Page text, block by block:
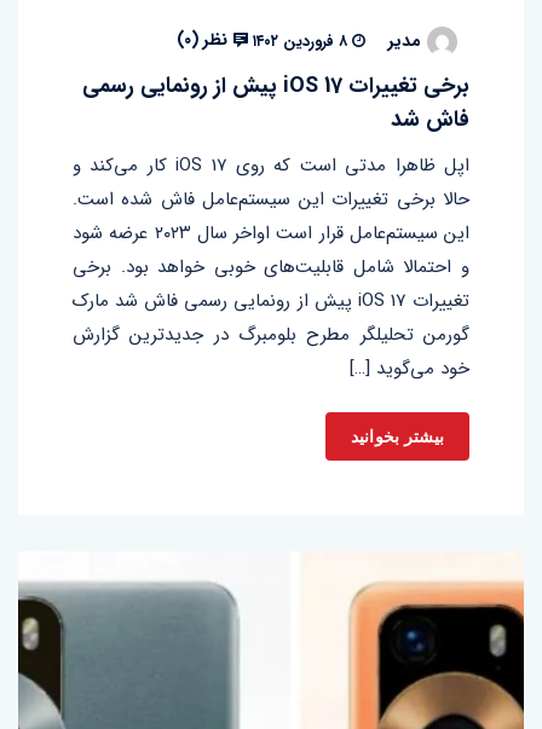
مدیر نظر (۰)
برخی تغییرات iOS 17 پیش از رونمایی رسمی
فاش شد
اپل ظاهرا مدتی است که روی iOS 17 کار می‌کند و
حالا برخی تغییرات این سیستم‌عامل فاش شده است.
این سیستم‌عامل قرار است اواخر سال ۲۰۲۳ عرضه شود
و احتمالا شامل قابلیت‌های خوبی خواهد بود. برخی
تغییرات iOS 17 پیش از رونمایی رسمی فاش شد مارک
گورمن تحلیلگر مطرح بلومبرگ در جدیدترین گزارش
خود می‌گوید […]
بیشتر بخوانید